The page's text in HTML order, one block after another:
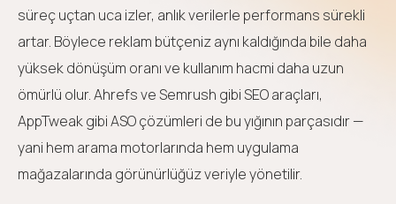
süreç uçtan uca izler, anlık verilerle performans sürekli
artar. Böylece reklam bütçeniz aynı kaldığında bile daha
yüksek dönüşüm oranı ve kullanım hacmi daha uzun
ömürlü olur. Ahrefs ve Semrush gibi SEO araçları,
AppTweak gibi ASO çözümleri de bu yığının parçasıdır —
yani hem arama motorlarında hem uygulama
mağazalarında görünürlüğüz veriyle yönetilir.